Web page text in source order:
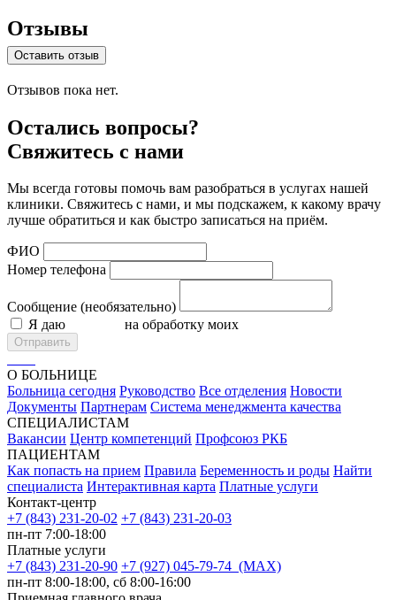
Отзывы
Оставить отзыв
Отзывов пока нет.
Остались вопросы?
Свяжитесь с нами
Мы всегда готовы помочь вам разобраться в услугах нашей
клиники. Свяжитесь с нами, и мы подскажем, к какому врачу
лучше обратиться и как быстро записаться на приём.
ФИО
Номер телефона
Сообщение (необязательно)
Я даю
на обработку моих
Отправить
О БОЛЬНИЦЕ
Больница сегодня Руководство Все отделения Новости
Документы Партнерам Система менеджмента качества
СПЕЦИАЛИСТАМ
Вакансии Центр компетенций Профсоюз РКБ
ПАЦИЕНТАМ
Как попасть на прием Правила Беременность и роды Найти
специалиста Интерактивная карта Платные услуги
Контакт-центр
+7 (843) 231-20-02 +7 (843) 231-20-03
пн-пт 7:00-18:00
Платные услуги
+7 (843) 231-20-90 +7 (927) 045-79-74 (MAX)
пн-пт 8:00-18:00, сб 8:00-16:00